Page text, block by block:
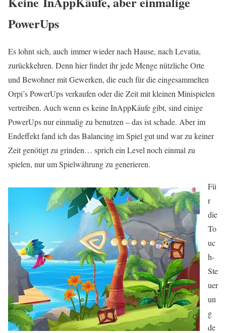
PowerUps
Es lohnt sich, auch immer wieder nach Hause, nach Levatia,
zurückkehren. Denn hier findet ihr jede Menge nützliche Orte
und Bewohner mit Gewerken, die euch für die eingesammelten
Orpi’s PowerUps verkaufen oder die Zeit mit kleinen Minispielen
vertreiben. Auch wenn es keine InAppKäufe gibt, sind einige
PowerUps nur einmalig zu benutzen – das ist schade. Aber im
Endeffekt fand ich das Balancing im Spiel gut und war zu keiner
Zeit genötigt zu grinden… sprich ein Level noch einmal zu
spielen, nur um Spielwährung zu generieren.
Fü
r
die
To
uc
h-
Ste
uer
un
g
de